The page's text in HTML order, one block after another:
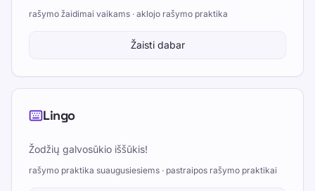
rašymo žaidimai vaikams · aklojo rašymo praktika
Žaisti dabar
Lingo
Žodžių galvosūkio iššūkis!
rašymo praktika suaugusiesiems · pastraipos rašymo praktikai